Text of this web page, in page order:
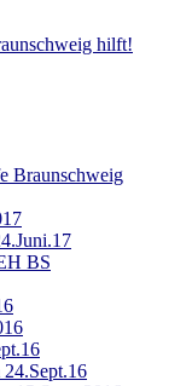
hilft!
Braunschweig
BS